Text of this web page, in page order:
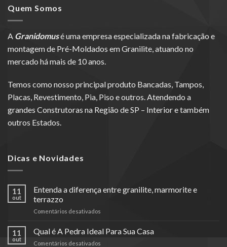
Quem Somos
A Granidomusé uma empresa especializada na fabricação e
montagem de Pré-Moldados em Granilite, atuando no
mercado há mais de 10 anos.
Temos como nosso principal produto Bancadas, Tampos,
Placas, Revestimento, Pia, Piso e outros. Atendendo a
grandes Construtoras na Região de SP – Interior e também
outros Estados.
Dicas e Novidades
11
out
Entenda a diferença entre granilite, marmorite e
terrazzo
Comentários desativados
a
diferença
11
out
Qual é A Pedra Ideal Para Sua Casa
Comentários desativados